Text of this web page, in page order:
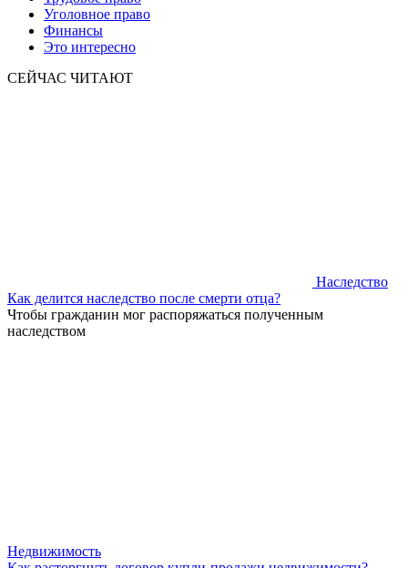
Уголовное право
Финансы
Это интересно
СЕЙЧАС ЧИТАЮТ
Наследство
Как делится наследство после смерти отца?
Чтобы гражданин мог распоряжаться полученным
наследством
Недвижимость